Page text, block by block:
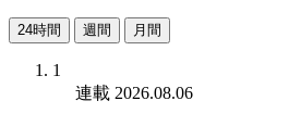
24時間 週間 月間
1
連載 2026.08.06